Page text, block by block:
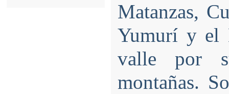
Matanzas,
Yumurí y el
valle por
montañas.